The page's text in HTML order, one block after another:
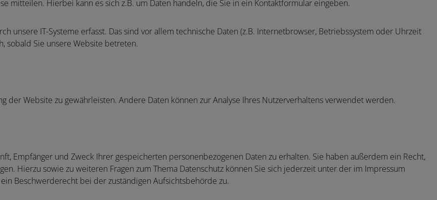
mitteilen. Hierbei kann es sich z.B. um Daten handeln, die Sie in ein Kontaktformular eingeben.
unsere IT-Systeme erfasst. Das sind vor allem technische Daten (z.B. Internetbrowser, Betriebssystem oder Uhrzeit
sobald Sie unsere Website betreten.
Website zu gewährleisten. Andere Daten können zur Analyse Ihres Nutzerverhaltens verwendet werden.
Empfänger und Zweck Ihrer gespeicherten personenbezogenen Daten zu erhalten. Sie haben außerdem ein Recht,
Hierzu sowie zu weiteren Fragen zum Thema Datenschutz können Sie sich jederzeit unter der im Impressum
Beschwerderecht bei der zuständigen Aufsichtsbehörde zu.